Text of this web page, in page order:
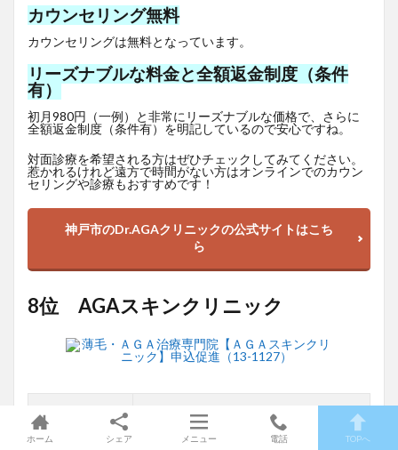
カウンセリング無料
カウンセリングは無料となっています。
リーズナブルな料金と全額返金制度（条件
有）
初月980円（一例）と非常にリーズナブルな価格で、さらに
全額返金制度（条件有）を明記しているので安心ですね。
対面診療を希望される方はぜひチェックしてみてください。
惹かれるけれど遠方で時間がない方はオンラインでのカウン
セリングや診療もおすすめです！
神戸市のDr.AGAクリニックの公式サイトはこち
ら
8位 AGAスキンクリニック
対象性別
ホーム シェア メニュー 電話 TOPへ